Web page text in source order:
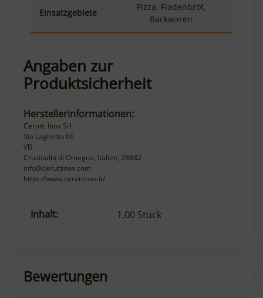
Einsatzgebiete
Pizza, Fladenbrot,
Backwaren
Angaben zur
Produktsicherheit
Herstellerinformationen:
Cerutti Inox Srl
Via Laghetto 66
VB
Crusinallo di Omegna, Italien, 28882
info@ceruttinox.com
https://www.ceruttinox.it/
Produkteigenschaft
Wert
Inhalt: 1,00 Stück
Bewertungen